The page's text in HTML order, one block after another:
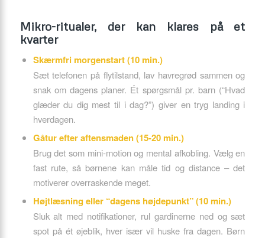
Mikro-ritualer, der kan klares på et
kvarter
Skærmfri morgenstart (10 min.)
Sæt telefonen på flytilstand, lav havregrød sammen og
snak om dagens planer. Ét spørgsmål pr. barn (“Hvad
glæder du dig mest til i dag?”) giver en tryg landing i
hverdagen.
Gåtur efter aftensmaden (15-20 min.)
Brug det som mini-motion og mental afkobling. Vælg en
fast rute, så børnene kan måle tid og distance – det
motiverer overraskende meget.
Højtlæsning eller “dagens højdepunkt” (10 min.)
Sluk alt med notifikationer, rul gardinerne ned og sæt
spot på ét øjeblik, hver især vil huske fra dagen. Børn